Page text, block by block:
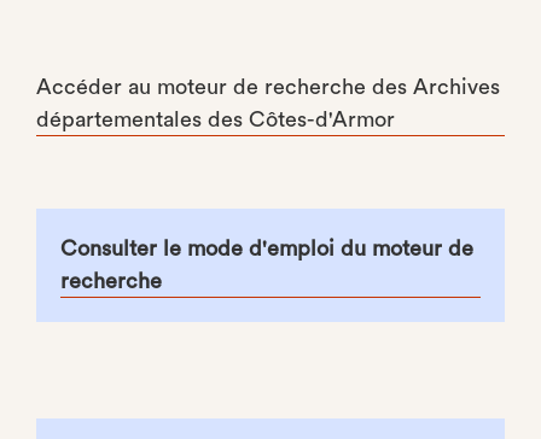
Accéder au moteur de recherche des Archives
départementales des Côtes-d'Armor
Consulter le mode d'emploi du moteur de
recherche